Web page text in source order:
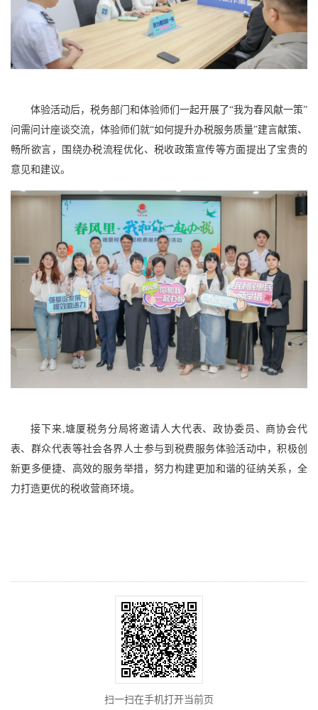
体验活动后，税务部门和体验师们一起开展了“我为春风献一策”
问需问计座谈交流，体验师们就“如何提升办税服务质量”建言献策、
畅所欲言，围绕办税流程优化、税收政策宣传等方面提出了宝贵的
意见和建议。
接下来,塘厦税务分局将邀请人大代表、政协委员、商协会代
表、群众代表等社会各界人士参与到税费服务体验活动中，积极创
新更多便捷、高效的服务举措，努力构建更加和谐的征纳关系，全
力打造更优的税收营商环境。
扫一扫在手机打开当前页